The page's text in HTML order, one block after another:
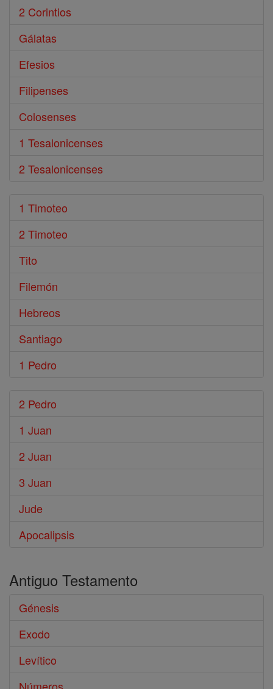
2 Corintios
Gálatas
Efesios
Filipenses
Colosenses
1 Tesalonicenses
2 Tesalonicenses
1 Timoteo
2 Timoteo
Tito
Filemón
Hebreos
Santiago
1 Pedro
2 Pedro
1 Juan
2 Juan
3 Juan
Jude
Apocalipsis
Antiguo Testamento
Génesis
Exodo
Levítico